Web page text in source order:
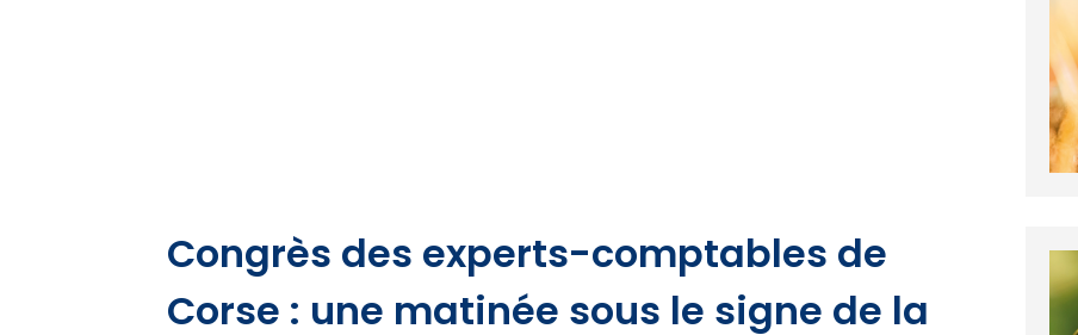
Congrès des experts-comptables de
Corse : une matinée sous le signe de la